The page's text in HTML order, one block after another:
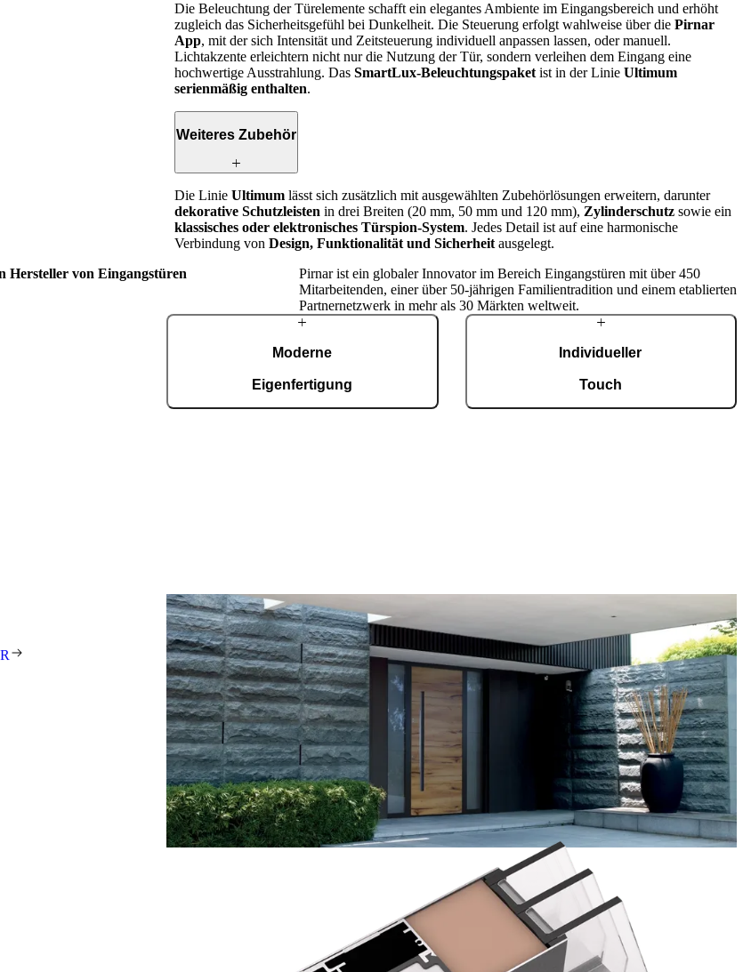
Die Beleuchtung der Türelemente schafft ein elegantes Ambiente im Eingangsbereich und erhöht
zugleich das Sicherheitsgefühl bei Dunkelheit. Die Steuerung erfolgt wahlweise über die Pirnar
App, mit der sich Intensität und Zeitsteuerung individuell anpassen lassen, oder manuell.
Lichtakzente erleichtern nicht nur die Nutzung der Tür, sondern verleihen dem Eingang eine
hochwertige Ausstrahlung. Das SmartLux-Beleuchtungspaket ist in der Linie Ultimum
serienmäßig enthalten.
Weiteres Zubehör
Die Linie Ultimum lässt sich zusätzlich mit ausgewählten Zubehörlösungen erweitern, darunter
dekorative Schutzleisten in drei Breiten (20 mm, 50 mm und 120 mm), Zylinderschutz sowie ein
klassisches oder elektronisches Türspion-System. Jedes Detail ist auf eine harmonische
Verbindung von Design, Funktionalität und Sicherheit ausgelegt.
Hersteller von Eingangstüren
Pirnar ist ein globaler Innovator im Bereich Eingangstüren mit über 450
Mitarbeitenden, einer über 50-jährigen Familientradition und einem etablierten
Partnernetzwerk in mehr als 30 Märkten weltweit.
Moderne
Eigenfertigung
Individueller
Touch